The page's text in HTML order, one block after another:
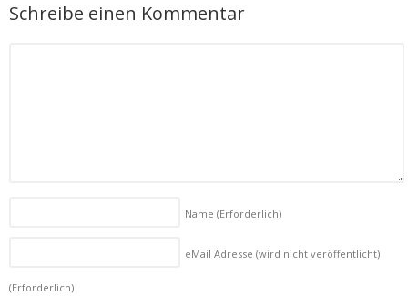
Schreibe einen Kommentar
Name (Erforderlich)
eMail Adresse (wird nicht veröffentlicht)
(Erforderlich)